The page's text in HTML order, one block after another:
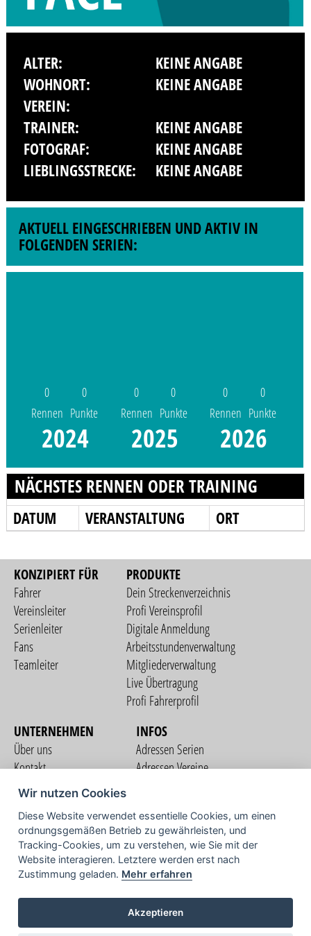
ALTER:
KEINE ANGABE
WOHNORT:
KEINE ANGABE
VEREIN:
TRAINER:
KEINE ANGABE
FOTOGRAF:
KEINE ANGABE
LIEBLINGSSTRECKE:
KEINE ANGABE
AKTUELL EINGESCHRIEBEN UND AKTIV IN
FOLGENDEN SERIEN:
0
Rennen
0
Punkte
2024
0
Rennen
0
Punkte
2025
0
Rennen
0
Punkte
2026
NÄCHSTES RENNEN ODER TRAINING
DATUM VERANSTALTUNG ORT
KONZIPIERT FÜR
Fahrer
Vereinsleiter
Serienleiter
Fans
Teamleiter
PRODUKTE
Dein Streckenverzeichnis
Profi Vereinsprofil
Digitale Anmeldung
Arbeitsstundenverwaltung
Mitgliederverwaltung
Live Übertragung
Profi Fahrerprofil
UNTERNEHMEN
Über uns
Kontakt
Nutzungsbedingungen
Datenschutzerklärung
Impressum
INFOS
Adressen Serien
Adressen Vereine
COMMUNITY
TV
Wir nutzen Cookies
Diese Website verwendet essentielle Cookies, um einen
ordnungsgemäßen Betrieb zu gewährleisten, und
Tracking-Cookies, um zu verstehen, wie Sie mit der
Website interagieren. Letztere werden erst nach
Zustimmung geladen. Mehr erfahren
Akzeptieren